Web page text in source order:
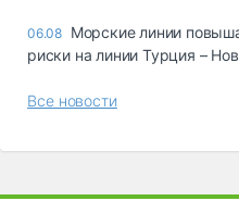
06.08 Морские линии
риски на линии Турция –
Все новости